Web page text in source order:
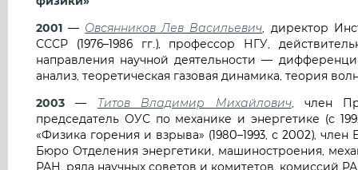
2001 — Овсянников Лев Васильевич , директор
СССР (1976–1986 гг.), профессор НГУ,
направления научной деятельности —
анализ, теоретическая газовая динамика, теория
2003 — Титов Владимир Михайлович, член
председатель ОУС по механике и энергетике (с
«Физика горения и взрыва» (1980–1993, с 2002),
Бюро Отделения энергетики, машиностроения,
РАН, ряда научных советов и комитетов, комиссий